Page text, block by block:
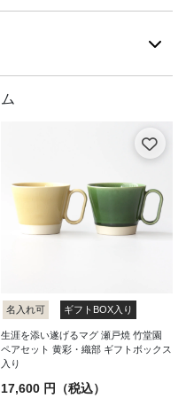
名入れ可 ギフトBOX入り
生涯を添い遂げるマグ 瀬戸焼 竹堂園
ペアセット 黄彩・織部 ギフトボックス
入り
17,600 円（税込）